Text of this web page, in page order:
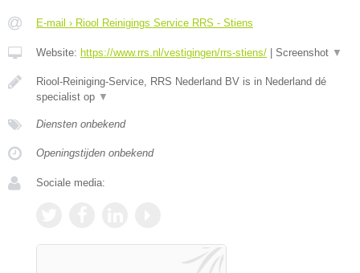
E-mail › Riool Reinigings Service RRS - Stiens
Website: https://www.rrs.nl/vestigingen/rrs-stiens/ Screenshot ▼
Riool-Reiniging-Service, RRS Nederland BV is in Nederland dé
specialist op ▼
Diensten onbekend
Openingstijden onbekend
Sociale media: